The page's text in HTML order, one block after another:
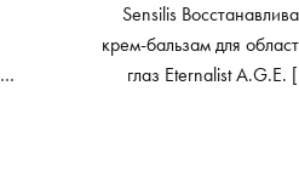
Sensilis
крем-бальзам для
глаз Eternalist A.G.E.